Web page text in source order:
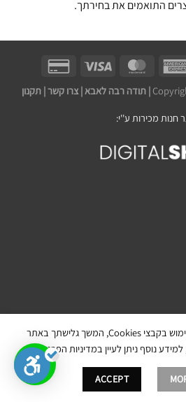
התואמים את בחירתך.
צרו קשר|תקנון
חנות מכירות ע''י:
לידיעתך, באתר זה נעשה שימוש בקבצי Cookies, המשך גלישתך באתר
נוסף ניתן לעיין במדיניות הפרטיות.
ACCEPT